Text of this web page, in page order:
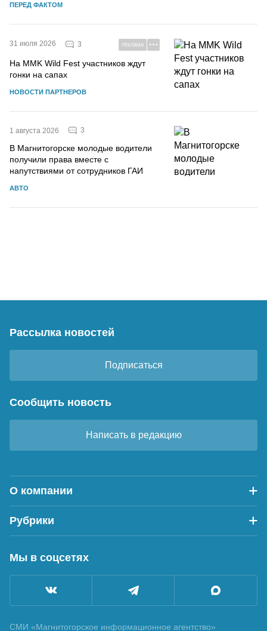
ПЕРЕД ФАКТОМ
31 июля 2026 3 РЕКЛАМА
На MMK Wild Fest участников ждут
гонки на сапах
НОВОСТИ ПАРТНЕРОВ
1 августа 2026 3
В Магнитогорске молодые водители
получили права вместе с
напутствиями от сотрудников ГАИ
АВТО
Рассылка новостей
Подписаться
Сообщить новость
Написать в редакцию
О компании
Рубрики
Мы в соцсетях
СМИ «Магнитогорское информационное агентство»